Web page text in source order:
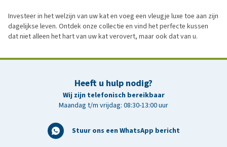
Investeer in het welzijn van uw kat en voeg een vleugje luxe toe aan zijn
dagelijkse leven. Ontdek onze collectie en vind het perfecte kussen
dat niet alleen het hart van uw kat verovert, maar ook dat van u.
Heeft u hulp nodig?
Wij zijn telefonisch bereikbaar
Maandag t/m vrijdag: 08:30-13:00 uur
Stuur ons een WhatsApp bericht